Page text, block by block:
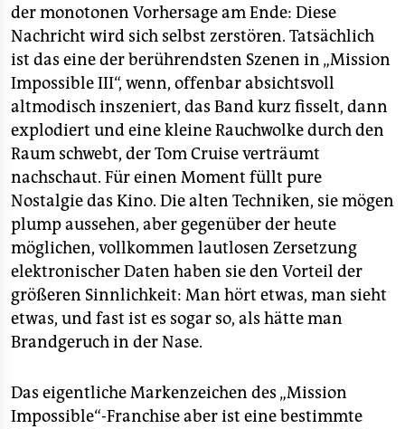
der monotonen Vorhersage am Ende: Diese
Nachricht wird sich selbst zerstören. Tatsächlich
ist das eine der berührendsten Szenen in „Mission
Impossible III“, wenn, offenbar absichtsvoll
altmodisch inszeniert, das Band kurz fisselt, dann
explodiert und eine kleine Rauchwolke durch den
Raum schwebt, der Tom Cruise verträumt
nachschaut. Für einen Moment füllt pure
Nostalgie das Kino. Die alten Techniken, sie mögen
plump aussehen, aber gegenüber der heute
möglichen, vollkommen lautlosen Zersetzung
elektronischer Daten haben sie den Vorteil der
größeren Sinnlichkeit: Man hört etwas, man sieht
etwas, und fast ist es sogar so, als hätte man
Brandgeruch in der Nase.
Das eigentliche Markenzeichen des „Mission
Impossible“-Franchise aber ist eine bestimmte